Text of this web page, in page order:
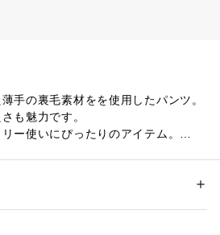
手の裏毛素材をを使用したパンツ。
も魅力です。
ー使いにぴったりのアイテム。